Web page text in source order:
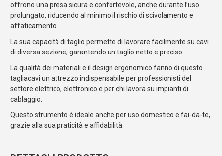
offrono una presa sicura e confortevole, anche durante l’uso
prolungato, riducendo al minimo il rischio di scivolamento e
affaticamento.
La sua capacità di taglio permette di lavorare facilmente su cavi
di diversa sezione, garantendo un taglio netto e preciso.
La qualità dei materiali e il design ergonomico fanno di questo
tagliacavi un attrezzo indispensabile per professionisti del
settore elettrico, elettronico e per chi lavora su impianti di
cablaggio.
Questo strumento è ideale anche per uso domestico e fai-da-te,
grazie alla sua praticità e affidabilità.